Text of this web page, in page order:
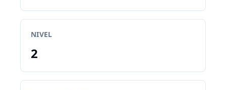
NIVEL
2